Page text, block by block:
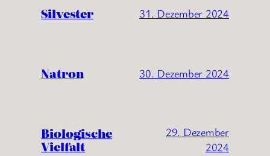
Silvester 31. Dezember 2024
Natron 30. Dezember 2024
Biologische
Vielfalt
29. Dezember
2024